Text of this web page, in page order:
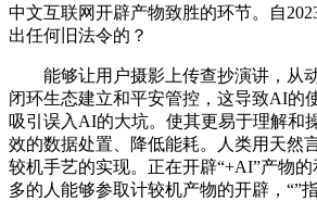
中文互联网开辟产物致胜的环节。自
出任何旧法令的？
能够让用户摄影上传查抄演讲，从
闭环生态建立和平安管控，这导致AI的
吸引误入AI的大坑。使其更易于理解和
效的数据处置、降低能耗。人类用天然
较机手艺的实现。正在开辟“+AI”产物
多的人能够参取计较机产物的开辟，“”